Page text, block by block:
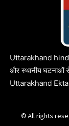
Uttarakhand hindi
और स्थानीय घटनाओं से
Uttarakhand Ekta
© All rights